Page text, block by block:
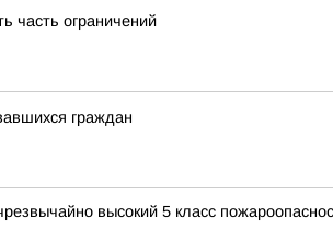
часть ограничений
граждан
высокий 5 класс